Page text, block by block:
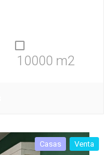
10000 m2
Casas Venta